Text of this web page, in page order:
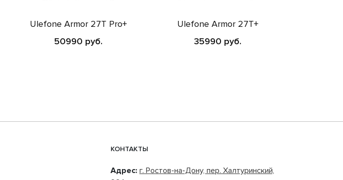
Ulefone Armor 27T Pro+
50990 руб.
Ulefone Armor 27T+
35990 руб.
КОНТАКТЫ
Адрес: г. Ростов-на-Дону, пер. Халтуринский,